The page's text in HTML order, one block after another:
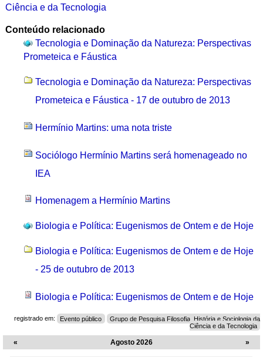
Ciência e da Tecnologia
Conteúdo relacionado
Tecnologia e Dominação da Natureza: Perspectivas
Prometeica e Fáustica
Tecnologia e Dominação da Natureza: Perspectivas
Prometeica e Fáustica - 17 de outubro de 2013
Hermínio Martins: uma nota triste
Sociólogo Hermínio Martins será homenageado no
IEA
Homenagem a Hermínio Martins
Biologia e Política: Eugenismos de Ontem e de Hoje
Biologia e Política: Eugenismos de Ontem e de Hoje
- 25 de outubro de 2013
Biologia e Política: Eugenismos de Ontem e de Hoje
registrado em: Evento público
Grupo de Pesquisa Filosofia, História e Sociologia da
Ciência e da Tecnologia
« Agosto 2026 »